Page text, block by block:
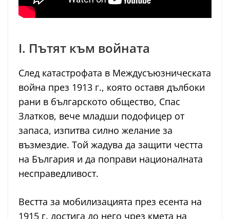
I. Пътят към войната
След катастрофата в Междусъюзническата
война през 1913 г., която оставя дълбоки
рани в българското общество, Спас
Златков, вече младши подофицер от
запаса, изпитва силно желание за
възмездие. Той жадува да защити честта
на България и да поправи националната
несправедливост.
Вестта за мобилизацията през есента на
1915 г. достига до него чрез кмета на